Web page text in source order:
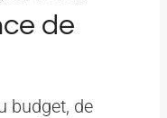
de
budget, de